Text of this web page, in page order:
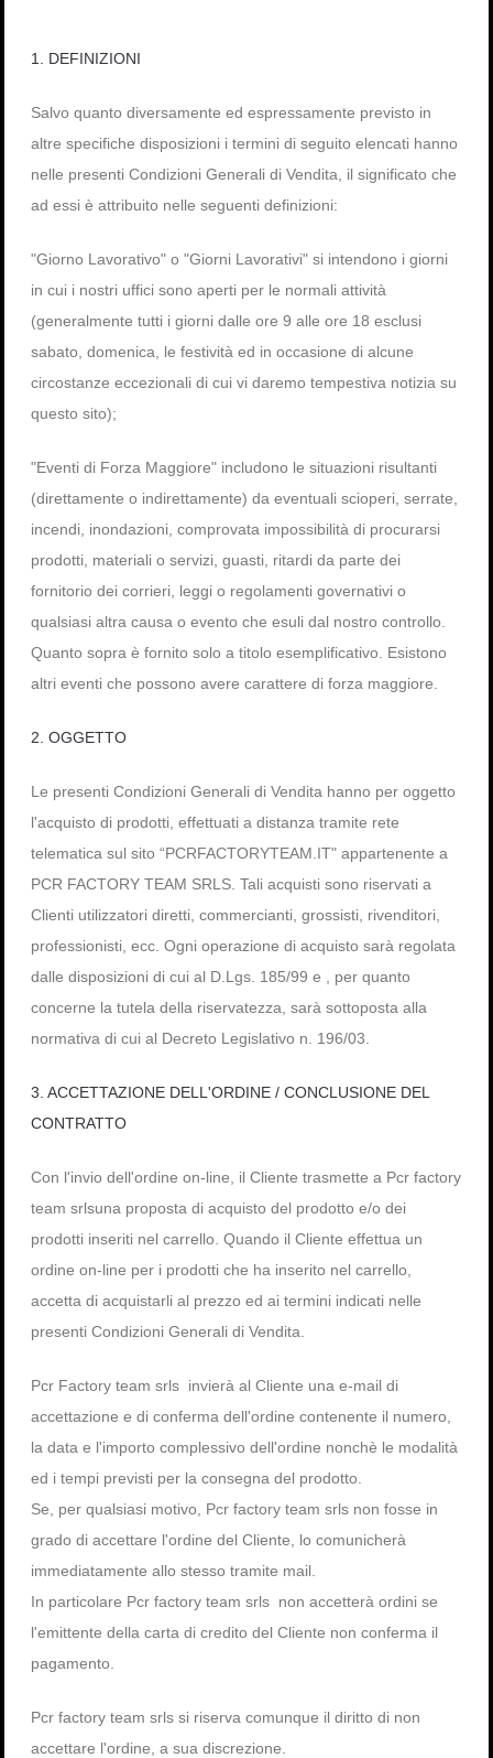
1. DEFINIZIONI
Salvo quanto diversamente ed espressamente previsto in
altre specifiche disposizioni i termini di seguito elencati hanno
nelle presenti Condizioni Generali di Vendita, il significato che
ad essi è attribuito nelle seguenti definizioni:
"Giorno Lavorativo" o "Giorni Lavorativi" si intendono i giorni
in cui i nostri uffici sono aperti per le normali attività
(generalmente tutti i giorni dalle ore 9 alle ore 18 esclusi
sabato, domenica, le festività ed in occasione di alcune
circostanze eccezionali di cui vi daremo tempestiva notizia su
questo sito);
"Eventi di Forza Maggiore" includono le situazioni risultanti
(direttamente o indirettamente) da eventuali scioperi, serrate,
incendi, inondazioni, comprovata impossibilità di procurarsi
prodotti, materiali o servizi, guasti, ritardi da parte dei
fornitorio dei corrieri, leggi o regolamenti governativi o
qualsiasi altra causa o evento che esuli dal nostro controllo.
Quanto sopra è fornito solo a titolo esemplificativo. Esistono
altri eventi che possono avere carattere di forza maggiore.
2. OGGETTO
Le presenti Condizioni Generali di Vendita hanno per oggetto
l'acquisto di prodotti, effettuati a distanza tramite rete
telematica sul sito “PCRFACTORYTEAM.IT" appartenente a
PCR FACTORY TEAM SRLS. Tali acquisti sono riservati a
Clienti utilizzatori diretti, commercianti, grossisti, rivenditori,
professionisti, ecc. Ogni operazione di acquisto sarà regolata
dalle disposizioni di cui al D.Lgs. 185/99 e , per quanto
concerne la tutela della riservatezza, sarà sottoposta alla
normativa di cui al Decreto Legislativo n. 196/03.
3. ACCETTAZIONE DELL'ORDINE / CONCLUSIONE DEL
CONTRATTO
Con l'invio dell'ordine on-line, il Cliente trasmette a Pcr factory
team srlsuna proposta di acquisto del prodotto e/o dei
prodotti inseriti nel carrello. Quando il Cliente effettua un
ordine on-line per i prodotti che ha inserito nel carrello,
accetta di acquistarli al prezzo ed ai termini indicati nelle
presenti Condizioni Generali di Vendita.
Pcr Factory team srls invierà al Cliente una e-mail di
accettazione e di conferma dell'ordine contenente il numero,
la data e l'importo complessivo dell'ordine nonchè le modalità
ed i tempi previsti per la consegna del prodotto.
Se, per qualsiasi motivo, Pcr factory team srls non fosse in
grado di accettare l'ordine del Cliente, lo comunicherà
immediatamente allo stesso tramite mail.
In particolare Pcr factory team srls non accetterà ordini se
l'emittente della carta di credito del Cliente non conferma il
pagamento.
Pcr factory team srls si riserva comunque il diritto di non
accettare l'ordine, a sua discrezione.